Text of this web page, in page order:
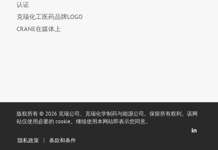
认证
克瑞化工医药品牌LOGO
CRANE在媒体上
版权所有 © 2026 克瑞公司、克瑞化学制药与能源公司。保留所有权利。该网
站仅使用必要的 cookie。继续使用本网站即表示您同意。
隐私政策 条款和条件